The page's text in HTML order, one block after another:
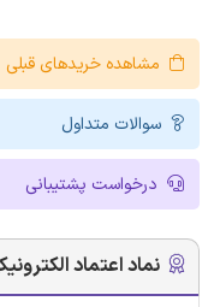
مشاهده خریدهای قبلی
سوالات متداول
درخواست پشتیبانی
نماد اعتماد